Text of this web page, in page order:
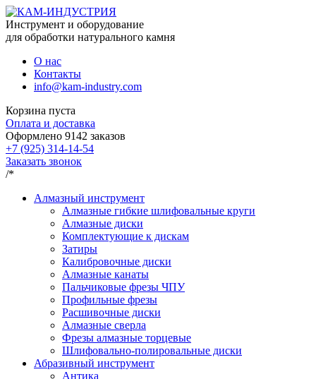
Инструмент и оборудование
для обработки натурального камня
О нас
Контакты
info@kam-industry.com
Корзина пуста
Оплата и доставка
Оформлено 9142 заказов
+7 (925) 314-14-54
Заказать звонок
/*
Алмазный инструмент
Алмазные гибкие шлифовальные круги
Алмазные диски
Комплектующие к дискам
Затиры
Калибровочные диски
Алмазные канаты
Пальчиковые фрезы ЧПУ
Профильные фрезы
Расшивочные диски
Алмазные сверла
Фрезы алмазные торцевые
Шлифовально-полировальные диски
Абразивный инструмент
Антика